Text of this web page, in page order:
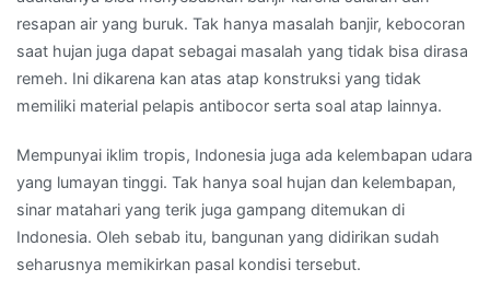
resapan air yang buruk. Tak hanya masalah banjir, kebocoran
saat hujan juga dapat sebagai masalah yang tidak bisa dirasa
remeh. Ini dikarena kan atas atap konstruksi yang tidak
memiliki material pelapis antibocor serta soal atap lainnya.
Mempunyai iklim tropis, Indonesia juga ada kelembapan udara
yang lumayan tinggi. Tak hanya soal hujan dan kelembapan,
sinar matahari yang terik juga gampang ditemukan di
Indonesia. Oleh sebab itu, bangunan yang didirikan sudah
seharusnya memikirkan pasal kondisi tersebut.